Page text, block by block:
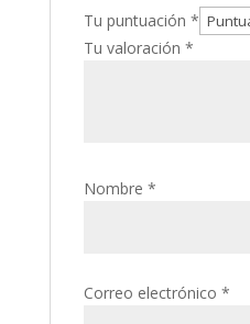
Tu puntuación *
Tu valoración *
Nombre *
Correo electrónico *